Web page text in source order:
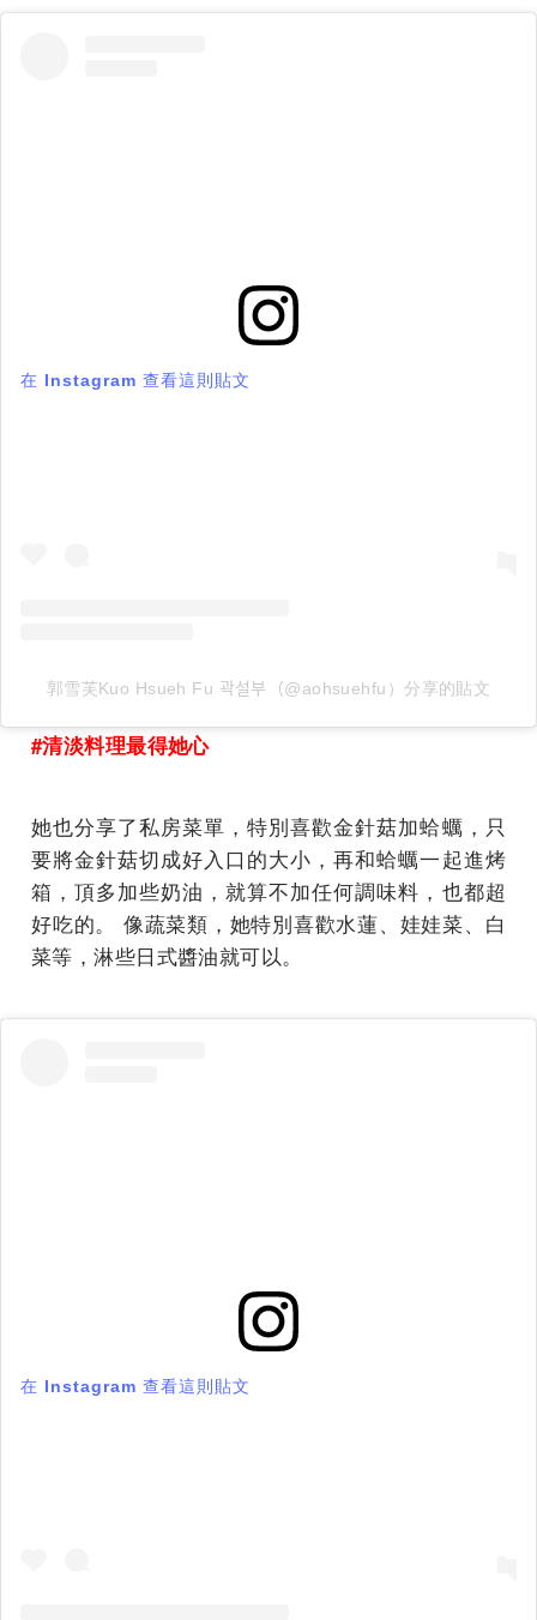
在 Instagram 查看這則貼文
郭雪芙Kuo Hsueh Fu 곽설부（@aohsuehfu）分享的貼文
#清淡料理最得她心
她也分享了私房菜單，特別喜歡金針菇加蛤蠣，只
要將金針菇切成好入口的大小，再和蛤蠣一起進烤
箱，頂多加些奶油，就算不加任何調味料，也都超
好吃的。 像蔬菜類，她特別喜歡水蓮、娃娃菜、白
菜等，淋些日式醬油就可以。
在 Instagram 查看這則貼文